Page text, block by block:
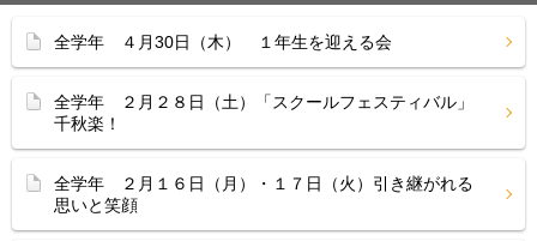
全学年 ４月30日（木） １年生を迎える会
全学年 ２月２８日（土）「スクールフェスティバル」
千秋楽！
全学年 ２月１６日（月）・１７日（火）引き継がれる
思いと笑顔